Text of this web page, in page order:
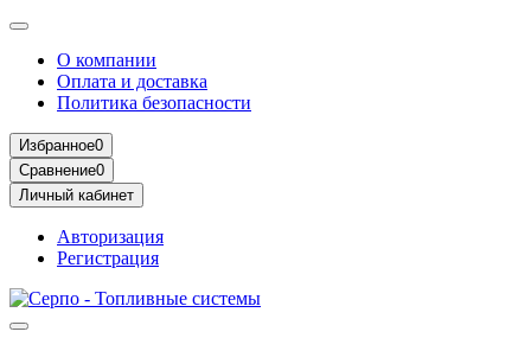
О компании
Оплата и доставка
Политика безопасности
Избранное0
Сравнение0
Личный кабинет
Авторизация
Регистрация